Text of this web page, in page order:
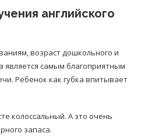
английского
возраст дошкольного и
является самым благоприятным
Ребенок как губка впитывает
колоссальный. А это очень
запаса.